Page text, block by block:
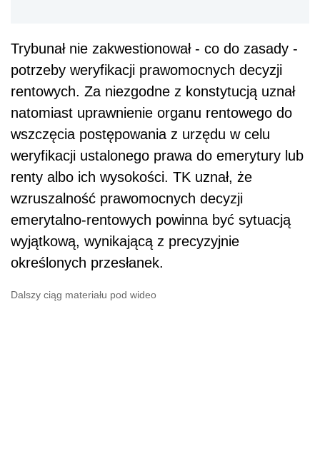
Trybunał nie zakwestionował - co do zasady -
potrzeby weryfikacji prawomocnych decyzji
rentowych. Za niezgodne z konstytucją uznał
natomiast uprawnienie organu rentowego do
wszczęcia postępowania z urzędu w celu
weryfikacji ustalonego prawa do emerytury lub
renty albo ich wysokości. TK uznał, że
wzruszalność prawomocnych decyzji
emerytalno-rentowych powinna być sytuacją
wyjątkową, wynikającą z precyzyjnie
określonych przesłanek.
Dalszy ciąg materiału pod wideo